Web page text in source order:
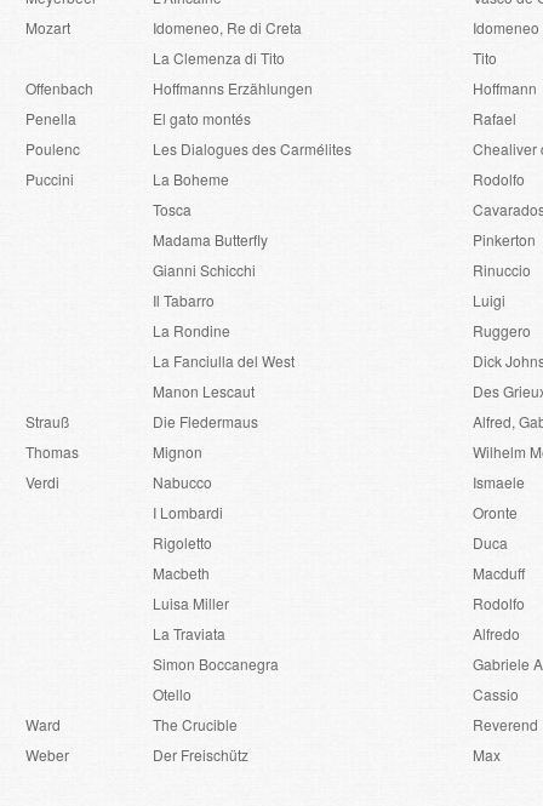
Mozart
Idomeneo, Re di Creta
Idomeneo
La Clemenza di Tito
Tito
Offenbach
Hoffmanns Erzählungen
Hoffmann
Penella
El gato montés
Rafael
Poulenc
Les Dialogues des Carmélites
Chealiver
Puccini
La Boheme
Rodolfo
Tosca
Madama Butterfly
Pinkerton
Gianni Schicchi
Rinuccio
Il Tabarro
Luigi
La Rondine
Ruggero
La Fanciulla del West
Dick
Manon Lescaut
Des
Strauß
Die Fledermaus
Alfred,
Thomas
Mignon
Wilhelm
Verdi
Nabucco
Ismaele
I Lombardi
Oronte
Rigoletto
Duca
Macbeth
Macduff
Luisa Miller
Rodolfo
La Traviata
Alfredo
Simon Boccanegra
Gabriele
Otello
Cassio
Ward
The Crucible
Reverend
Weber
Der Freischütz Max